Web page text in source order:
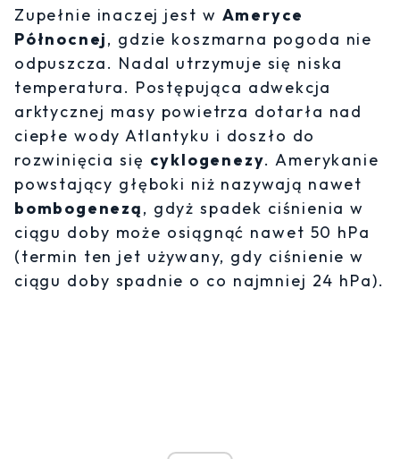
Zupełnie inaczej jest w Ameryce
Północnej, gdzie koszmarna pogoda nie
odpuszcza. Nadal utrzymuje się niska
temperatura. Postępująca adwekcja
arktycznej masy powietrza dotarła nad
ciepłe wody Atlantyku i doszło do
rozwinięcia się cyklogenezy. Amerykanie
powstający głęboki niż nazywają nawet
bombogenezą, gdyż spadek ciśnienia w
ciągu doby może osiągnąć nawet 50 hPa
(termin ten jet używany, gdy ciśnienie w
ciągu doby spadnie o co najmniej 24 hPa).